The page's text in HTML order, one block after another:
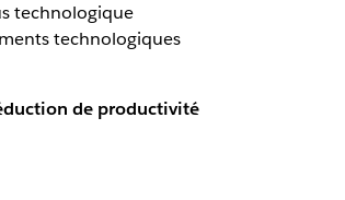
technologique
technologiques
de productivité